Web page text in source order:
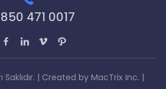
471 0017
| Created by MacTrix Inc. |